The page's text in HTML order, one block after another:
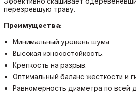
перезревшую траву.
Преимущества:
Минимальный уровень шума
Высокая износостойкость.
Крепкость на разрыв.
Оптимальный баланс жесткости и
Равномерность диаметра по всей